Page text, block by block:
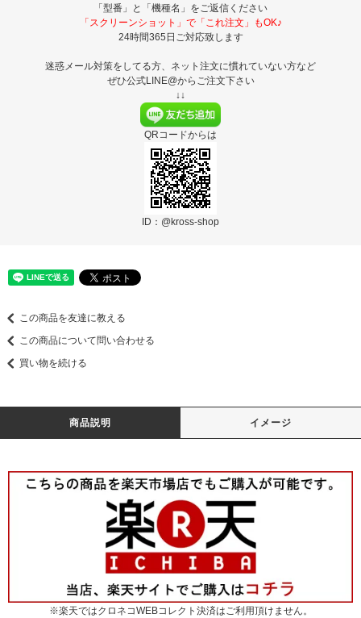
「型番」と「機種名」をご返信ください
「スクリーンショット」で「これ注文」もOK♪
24時間365日ご対応致します
迷惑メール対策をしてる方、ネット注文に慣れていない方など
ぜひ公式LINE@からご注文下さい
↓↓
QRコードからは
ID：@kross-shop
この商品を友達に教える
この商品について問い合わせる
買い物を続ける
商品説明 イメージ
※楽天ではクロネコWEBコレクト決済はご利用頂けません。